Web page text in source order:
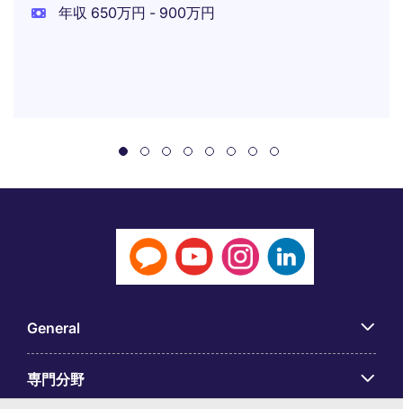
年収 650万円 - 900万円
General
専門分野